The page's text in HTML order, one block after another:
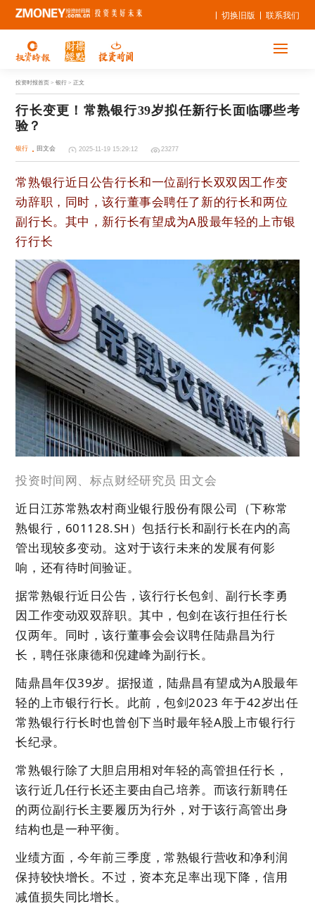
联系我们
切换旧版
投资时报首页 > 银行 > 正文
行长变更！常熟银行39岁拟任新行长面临哪些考
验？
银行 田文会 2025-11-19 15:29:12 23277
常熟银行近日公告行长和一位副行长双双因工作变
动辞职，同时，该行董事会聘任了新的行长和两位
副行长。其中，新行长有望成为A股最年轻的上市银
行行长
投资时间网、标点财经研究员 田文会
近日江苏常熟农村商业银行股份有限公司（下称常
熟银行，601128.SH）包括行长和副行长在内的高
管出现较多变动。这对于该行未来的发展有何影
响，还有待时间验证。
据常熟银行近日公告，该行行长包剑、副行长李勇
因工作变动双双辞职。其中，包剑在该行担任行长
仅两年。同时，该行董事会会议聘任陆鼎昌为行
长，聘任张康德和倪建峰为副行长。
陆鼎昌年仅39岁。据报道，陆鼎昌有望成为A股最年
轻的上市银行行长。此前，包剑2023 年于42岁出任
常熟银行行长时也曾创下当时最年轻A股上市银行行
长纪录。
常熟银行除了大胆启用相对年轻的高管担任行长，
该行近几任行长还主要由自己培养。而该行新聘任
的两位副行长主要履历为行外，对于该行高管出身
结构也是一种平衡。
业绩方面，今年前三季度，常熟银行营收和净利润
保持较快增长。不过，资本充足率出现下降，信用
减值损失同比增长。